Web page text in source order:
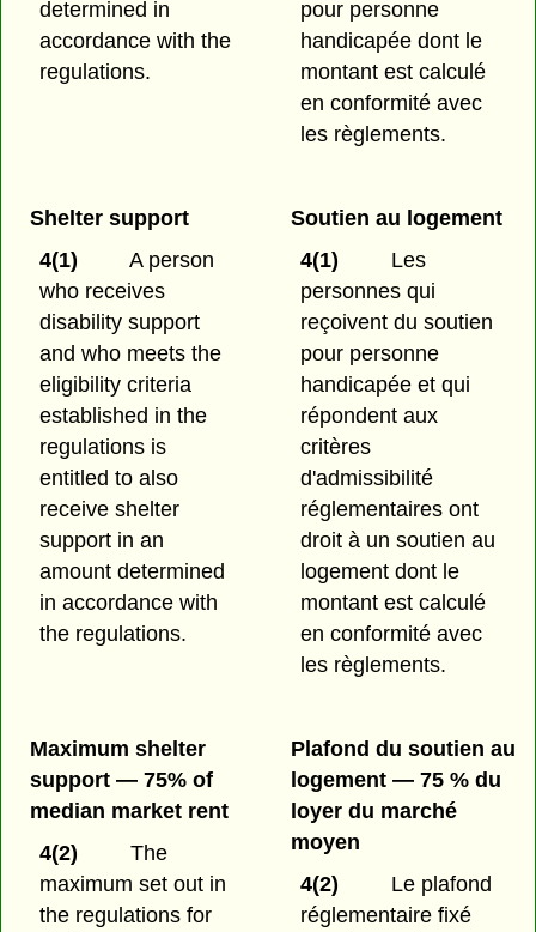
determined in
accordance with the
regulations.
pour personne
handicapée dont le
montant est calculé
en conformité avec
les règlements.
Shelter support
4(1)
A person
who receives
disability support
and who meets the
eligibility criteria
established in the
regulations is
entitled to also
receive shelter
support in an
amount determined
in accordance with
the regulations.
Soutien au logement
4(1)
Les
personnes qui
reçoivent du soutien
pour personne
handicapée et qui
répondent aux
critères
d'admissibilité
réglementaires ont
droit à un soutien au
logement dont le
montant est calculé
en conformité avec
les règlements.
Maximum shelter
support — 75% of
median market rent
4(2)
The
maximum set out in
the regulations for
Plafond du soutien au
logement — 75 % du
loyer du marché
moyen
4(2)
Le plafond
réglementaire fixé